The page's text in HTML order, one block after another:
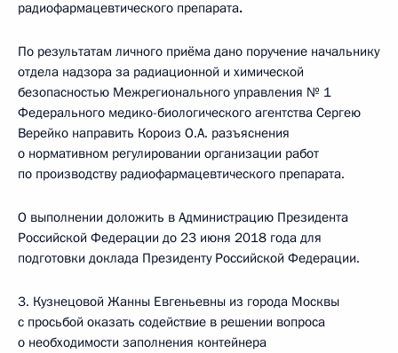
радиофармацевтического препарата.
По результатам личного приёма дано поручение начальнику
отдела надзора за радиационной и химической
безопасностью Межрегионального управления № 1
Федерального медико-биологического агентства Сергею
Верейко направить Короиз О.А. разъяснения
о нормативном регулировании организации работ
по производству радиофармацевтического препарата.
О выполнении доложить в Администрацию Президента
Российской Федерации до 23 июня 2018 года для
подготовки доклада Президенту Российской Федерации.
3. Кузнецовой Жанны Евгеньевны из города Москвы
с просьбой оказать содействие в решении вопроса
о необходимости заполнения контейнера